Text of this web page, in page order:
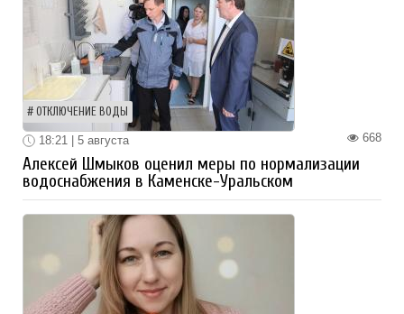
ОТКЛЮЧЕНИЕ ВОДЫ
668
18:21 | 5 августа
Алексей Шмыков оценил меры по нормализации
водоснабжения в Каменске-Уральском